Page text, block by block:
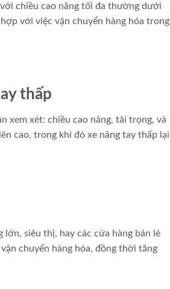
chiều cao nâng tối đa thường dưới
với việc vận chuyển hàng hóa trong
thấp
xem xét: chiều cao nâng, tải trọng, và
cao, trong khi đó xe nâng tay thấp lại
lớn, siêu thị, hay các cửa hàng bán lẻ
chuyển hàng hóa, đồng thời tăng